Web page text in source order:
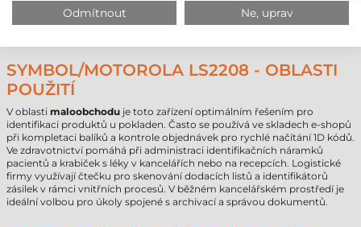
Všesměrový
1D + 2D Supermarkety
Vysoká
propustnost
SYMBOL/MOTOROLA LS2208 - OBLASTI
POUŽITÍ
V oblasti maloobchodu je toto zařízení optimálním řešením pro
identifikaci produktů u pokladen. Často se používá ve skladech e-shopů
při kompletaci balíků a kontrole objednávek pro rychlé načítání 1D kódů.
Ve zdravotnictví pomáhá při administraci identifikačních náramků
pacientů a krabiček s léky v kancelářích nebo na recepcích. Logistické
firmy využívají čtečku pro skenování dodacích listů a identifikátorů
zásilek v rámci vnitřních procesů. V běžném kancelářském prostředí je
ideální volbou pro úkoly spojené s archivací a správou dokumentů.
Odmítnout Ne, uprav